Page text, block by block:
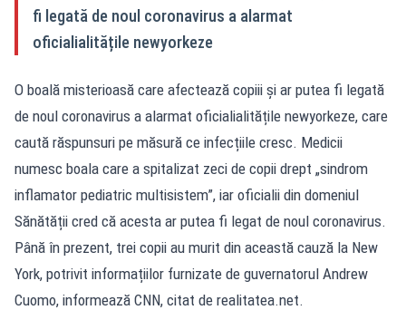
fi legată de noul coronavirus a alarmat
oficialialitățile newyorkeze
O boală misterioasă care afectează copiii și ar putea fi legată
de noul coronavirus a alarmat oficialialitățile newyorkeze, care
caută răspunsuri pe măsură ce infecțiile cresc. Medicii
numesc boala care a spitalizat zeci de copii drept „sindrom
inflamator pediatric multisistem”, iar oficialii din domeniul
Sănătății cred că acesta ar putea fi legat de noul coronavirus.
Până în prezent, trei copii au murit din această cauză la New
York, potrivit informațiilor furnizate de guvernatorul Andrew
Cuomo, informează CNN, citat de realitatea.net.